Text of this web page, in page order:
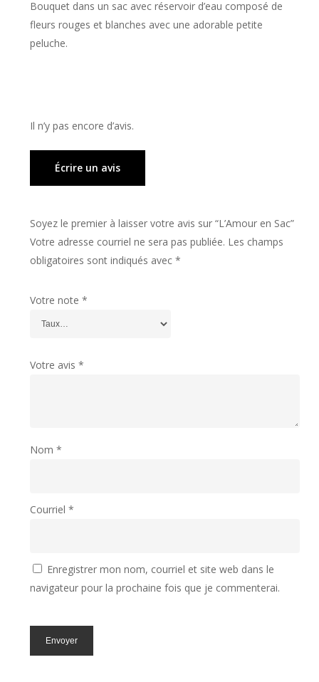
Bouquet dans un sac avec réservoir d’eau composé de
fleurs rouges et blanches avec une adorable petite
peluche.
Il n’y pas encore d’avis.
Écrire un avis
Soyez le premier à laisser votre avis sur “L’Amour en Sac”
Votre adresse courriel ne sera pas publiée. Les champs
obligatoires sont indiqués avec *
Votre note *
Votre avis *
Nom *
Courriel *
Enregistrer mon nom, courriel et site web dans le
navigateur pour la prochaine fois que je commenterai.